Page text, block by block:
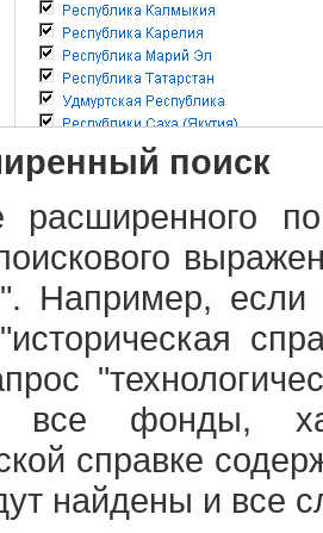
поиск
Например,
все фонды,
справке
найдены и все